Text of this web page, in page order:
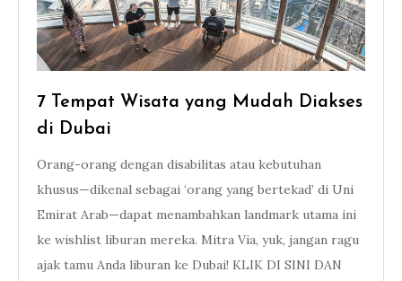
7 Tempat Wisata yang Mudah Diakses
di Dubai
Orang-orang dengan disabilitas atau kebutuhan
khusus—dikenal sebagai ‘orang yang bertekad’ di Uni
Emirat Arab—dapat menambahkan landmark utama ini
ke wishlist liburan mereka. Mitra Via, yuk, jangan ragu
ajak tamu Anda liburan ke Dubai! KLIK DI SINI DAN